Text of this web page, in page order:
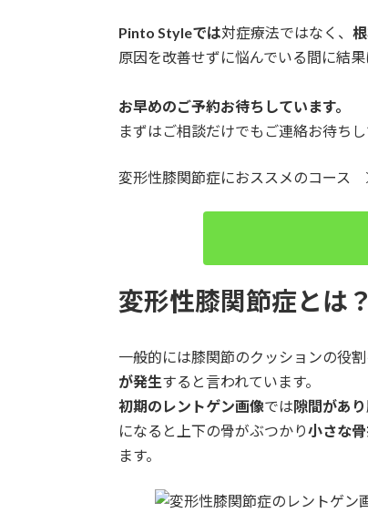
Pinto Styleでは対症療法ではなく、
原因を改善せずに悩んでいる間に結果
お早めのご予約お待ちしています。
まずはご相談だけでもご連絡お待ちし
変形性膝関節症におススメのコ
変形性膝関節症とは？
一般的には膝関節のクッションの役
が発生すると言われています。
初期のレントゲン画像では隙間があり
になると上下の骨がぶつかり小さな
ます。